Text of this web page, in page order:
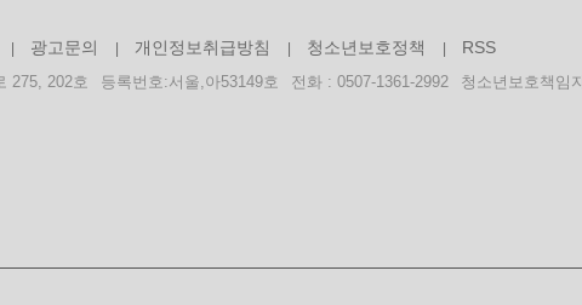
광고문의 개인정보취급방침 청소년보호정책 RSS
275, 202호 등록번호:서울,아53149호 전화 : 0507-1361-2992 청소년보호책임